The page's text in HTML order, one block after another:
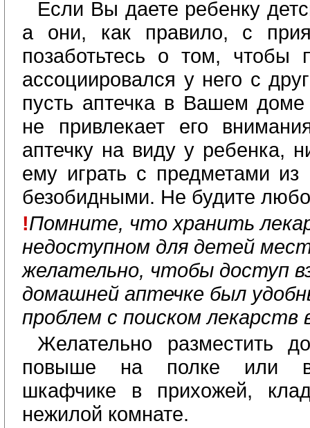
Если Вы даете ребенку
а они, как правило, с
позаботьтесь о том, чтобы
ассоциировался у него с
пусть аптечка в Вашем
не привлекает его
аптечку на виду у ребенка,
ему играть с предметами
безобидными. Не будите
!Помните, что хранить
недоступном для детей
желательно, чтобы доступ
домашней аптечке был
проблем с поиском
Желательно разместить
повыше на полке или в
шкафчике в прихожей,
нежилой комнате.